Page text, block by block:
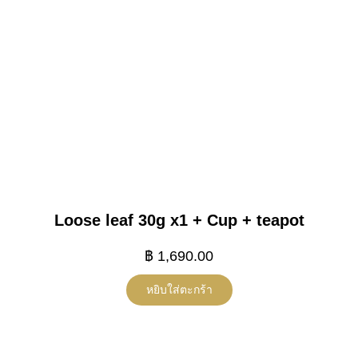
Loose leaf 30g x1 + Cup + teapot
฿ 1,690.00
หยิบใส่ตะกร้า